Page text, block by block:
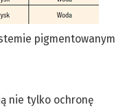
pigmentowanym
nie tylko ochronę